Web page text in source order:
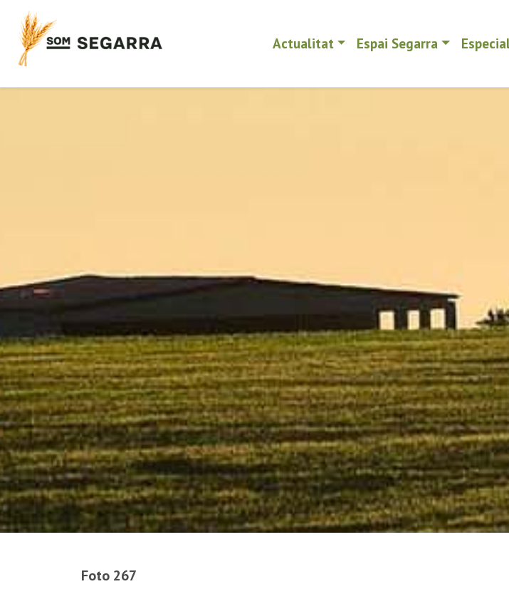
Actualitat Espai Segarra
Foto 267